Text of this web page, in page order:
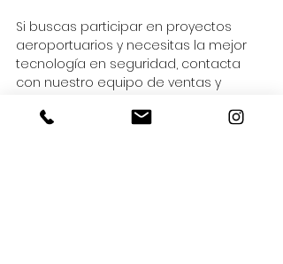
Si buscas participar en proyectos
aeroportuarios y necesitas la mejor
tecnología en seguridad, contacta
con nuestro equipo de ventas y
al correo